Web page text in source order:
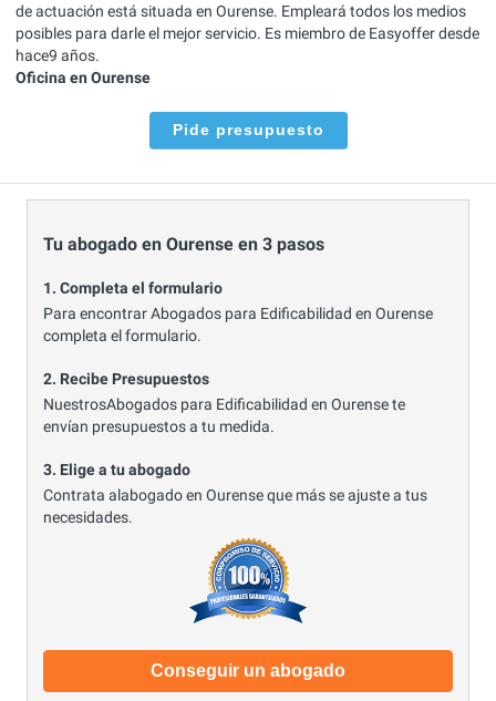
de actuación está situada en Ourense. Empleará todos los medios
posibles para darle el mejor servicio. Es miembro de Easyoffer desde
hace9 años.
Oficina en Ourense
Pide presupuesto
Tu abogado en Ourense en 3 pasos
1. Completa el formulario
Para encontrar Abogados para Edificabilidad en Ourense
completa el formulario.
2. Recibe Presupuestos
NuestrosAbogados para Edificabilidad en Ourense te
envían presupuestos a tu medida.
3. Elige a tu abogado
Contrata alabogado en Ourense que más se ajuste a tus
necesidades.
Conseguir un abogado